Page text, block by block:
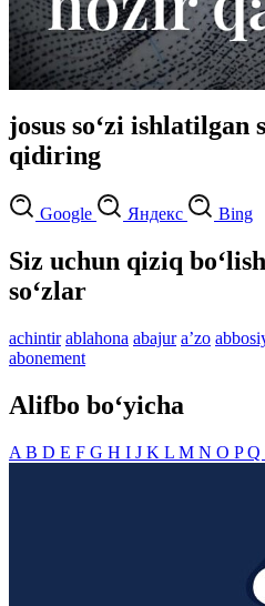
josus so‘zi
qidiring
Google Яндекс Bing
Siz uchun qiziq
so‘zlar
achintir ablahona abajur aʼzo
abonement
Alifbo bo‘yicha
A B D E F G H I J K L M N O PQ